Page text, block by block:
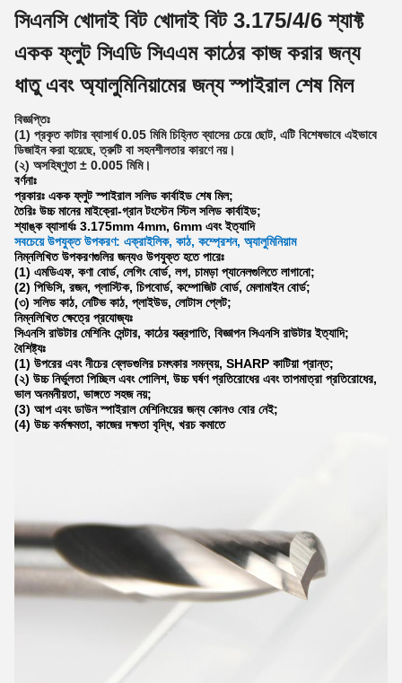
সিএনসি খোদাই বিট খোদাই বিট 3.175/4/6 শ্যাফ্ট
একক ফ্লুট সিএডি সিএএম কাঠের কাজ করার জন্য
ধাতু এবং অ্যালুমিনিয়ামের জন্য স্পাইরাল শেষ মিল
বিজ্ঞপ্তিঃ
(1) প্রকৃত কাটার ব্যাসার্ধ 0.05 মিমি চিহ্নিত ব্যাসের চেয়ে ছোট, এটি বিশেষভাবে এইভাবে
ডিজাইন করা হয়েছে, ত্রুটি বা সহনশীলতার কারণে নয়।
(২) অসহিষ্ণুতা ± 0.005 মিমি।
বর্ণনাঃ
প্রকারঃ একক ফ্লুট স্পাইরাল সলিড কার্বাইড শেষ মিল;
তৈরিঃ উচ্চ মানের মাইক্রো-গ্রান টংস্টেন স্টিল সলিড কার্বাইড;
শ্যাঙ্ক ব্যাসার্ধঃ 3.175mm 4mm, 6mm এবং ইত্যাদি
সবচেয়ে উপযুক্ত উপকরণ: এক্রাইলিক, কাঠ, কম্প্রেশন, অ্যালুমিনিয়াম
নিম্নলিখিত উপকরণগুলির জন্যও উপযুক্ত হতে পারেঃ
(1) এমডিএফ, কণা বোর্ড, লেগিং বোর্ড, লগ, চামড়া প্যানেলগুলিতে লাগানো;
(2) পিভিসি, রজন, প্লাস্টিক, চিপবোর্ড, কম্পোজিট বোর্ড, মেলামাইন বোর্ড;
(৩) সলিড কাঠ, নেটিভ কাঠ, প্লাইউড, লোটাস প্লেট;
নিম্নলিখিত ক্ষেত্রে প্রযোজ্যঃ
সিএনসি রাউটার মেশিনিং সেন্টার, কাঠের যন্ত্রপাতি, বিজ্ঞাপন সিএনসি রাউটার ইত্যাদি;
বৈশিষ্ট্যঃ
(1) উপরের এবং নীচের ব্লেডগুলির চমৎকার সমন্বয়, SHARP কাটিয়া প্রান্ত;
(২) উচ্চ নির্ভুলতা পিচ্ছিল এবং পোলিশ, উচ্চ ঘর্ষণ প্রতিরোধের এবং তাপমাত্রা প্রতিরোধের,
ভাল অনমনীয়তা, ভাঙ্গতে সহজ নয়;
(3) আপ এবং ডাউন স্পাইরাল মেশিনিংয়ের জন্য কোনও বোর নেই;
(4) উচ্চ কর্মক্ষমতা, কাজের দক্ষতা বৃদ্ধি, খরচ কমাতে